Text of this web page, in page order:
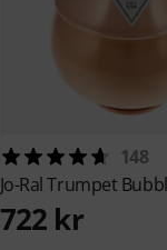
148
Jo-RalTrumpet
722 kr